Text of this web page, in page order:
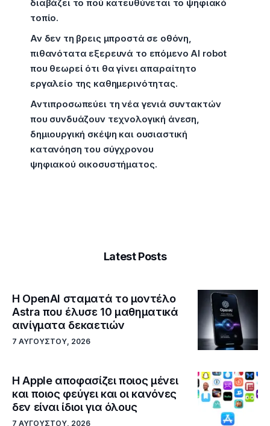
διαβάζει το πού κατευθύνεται το ψηφιακό
τοπίο.
Αν δεν τη βρεις μπροστά σε οθόνη,
πιθανότατα εξερευνά το επόμενο AI robot
που θεωρεί ότι θα γίνει απαραίτητο
εργαλείο της καθημερινότητας.
Αντιπροσωπεύει τη νέα γενιά συντακτών
που συνδυάζουν τεχνολογική άνεση,
δημιουργική σκέψη και ουσιαστική
κατανόηση του σύγχρονου
ψηφιακού οικοσυστήματος.
Latest Posts
Η OpenAI σταματά το μοντέλο
Astra που έλυσε 10 μαθηματικά
αινίγματα δεκαετιών
7 ΑΥΓΟΎΣΤΟΥ, 2026
Η Apple αποφασίζει ποιος μένει
και ποιος φεύγει και οι κανόνες
δεν είναι ίδιοι για όλους
7 ΑΥΓΟΎΣΤΟΥ, 2026